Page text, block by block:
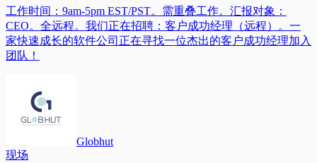
工作时间：9am-5pm EST/PST。需重叠工作。汇报对象：
CEO。全远程。我们正在招聘：客户成功经理（远程）。一
家快速成长的软件公司正在寻找一位杰出的客户成功经理加入
团队！
Globhut
现场